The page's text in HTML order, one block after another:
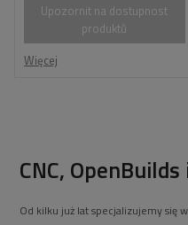
Upozornit na dostupnost
produktů
Więcej
CNC,
Od kilku już lat specjalizujemy się